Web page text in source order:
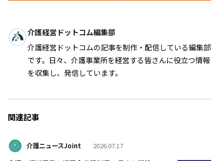
介護経営ドットコム編集部
介護経営ドットコムの記事を制作・配信している編集部
です。日々、介護事業所を経営する皆さんに役立つ情報
を収集し、発信しています。
関連記事
介護ニュースJoint 2026.07.17